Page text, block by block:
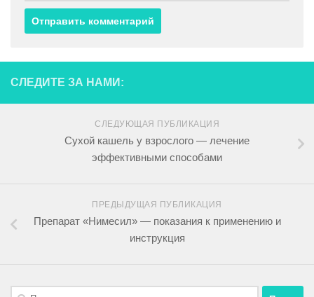
СЛЕДИТЕ ЗА НАМИ:
СЛЕДУЮЩАЯ ПУБЛИКАЦИЯ
Сухой кашель у взрослого — лечение
эффективными способами
ПРЕДЫДУЩАЯ ПУБЛИКАЦИЯ
Препарат «Нимесил» — показания к применению и
инструкция